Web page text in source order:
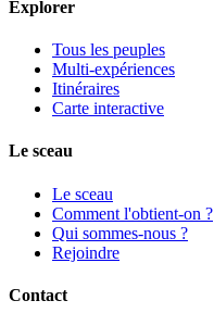
Explorer
Tous les peuples
Multi-expériences
Itinéraires
Carte interactive
Le sceau
Le sceau
Comment l'obtient-on ?
Qui sommes-nous ?
Rejoindre
Contact